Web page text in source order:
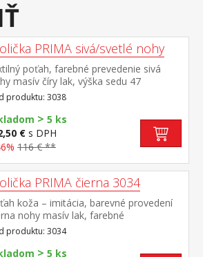
PRIMA sivá/svetlé nohy
poťah, farebné prevedenie sivá
masív číry lak, výška sedu 47
odporúčaná nosnosť do 120 kg
produktu: 3038
> 5 ks
€ s DPH
116 € **
PRIMA čierna 3034
koža – imitácia, barevné provedení
nohy masív lak, farebné
tmavo hnedá výška sedu 47 cm,
nosnosť do 120 kg
produktu: 3034
> 5 ks